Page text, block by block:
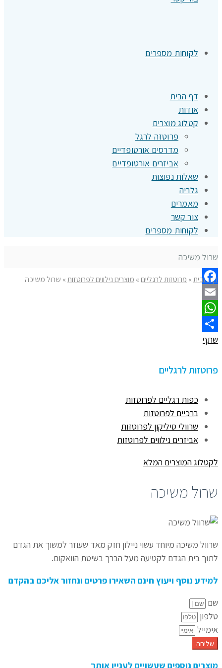
לקוחות מספרים
דף הבית
אודות
קטלוג מוצרים
פרוטזה לרגל
מדרסים אורטופדיים
אביזרים אורטופדיים
שאלות נפוצות
גלריה
מאמרים
צור קשר
לקוחות מספרים
שרול משיכה
דף הבית» פרוטזות לרגליים» מוצרים נילווים לפרוטזות» שרול משיכה
Facebook
Email
WhatsApp
שתף
פרוטזות לרגליים
כפות רגליים לפרוטזות
ברכיים לפרוטזות
שרוולי סיליקון לפרוטזות
אביזרים נילווים לפרוטזות
לקטלוג המוצרים המלא
שרול משיכה
שרוול משיכה מיוחד עשוי ניילון חזק מאד שעוזר למשוך את הגדם
לתוך בית הגדם לקטיעה מעל הברך בשיטת הוואקום.
למידע נוסף ויעוץ חינם השאירו פרטים ונחזור אליכם בהקדם
שם
טלפון
אימייל
שליחה
מוצרים נוספים שעשויים לעניין אותך